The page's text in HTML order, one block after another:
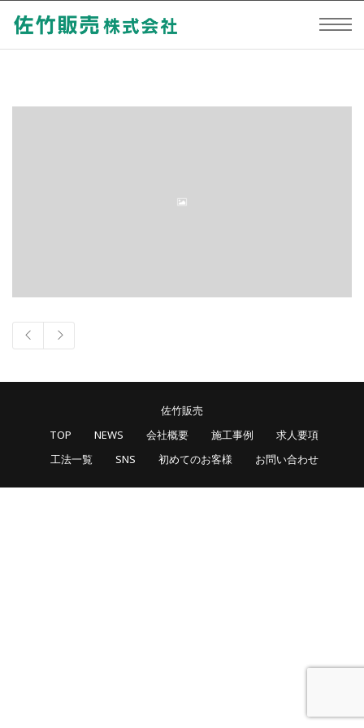
佐竹販売
TOP
NEWS 会社概要 施工事例
求人要項
工法一覧
SNS 初めてのお客様 お問い合わせ